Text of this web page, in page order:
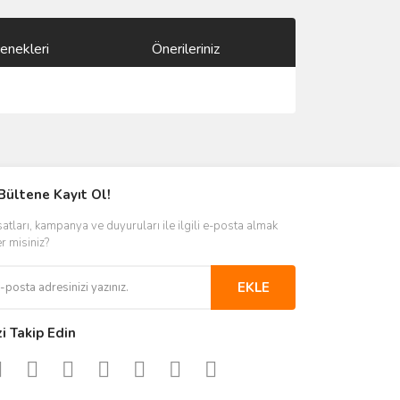
Önerileriniz
Kayıt Ol!
kampanya ve duyuruları ile ilgili e-posta almak
misiniz?
EKLE
Takip Edin